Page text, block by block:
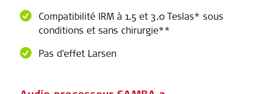
Compatibilité IRM à 1.5 et 3.0 Teslas* sous
conditions et sans chirurgie**
Pas d'effet Larsen